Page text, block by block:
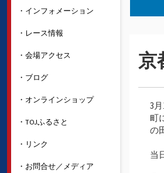
・インフォメーション
・レース情報
・会場アクセス
・ブログ
・オンラインショップ
・TOJふるさと
・リンク
・お問合せ／メディア
京
3
町
の
当